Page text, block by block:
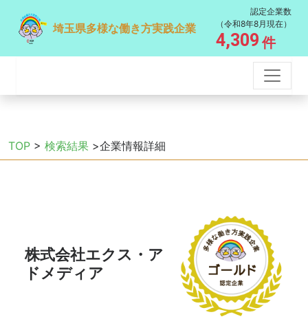
埼玉県多様な働き方実践企業
認定企業数
（令和8年8月現在）
4,309 件
TOP > 検索結果 >企業情報詳細
株式会社エクス・ア
ドメディア